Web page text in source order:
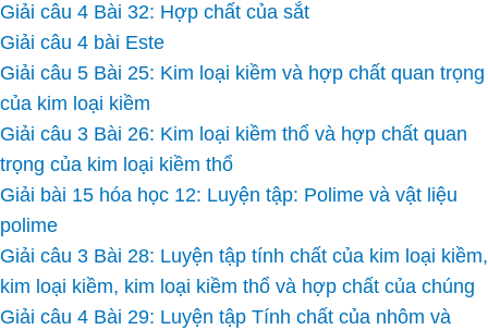
Giải câu 4 Bài 32: Hợp chất của sắt
Giải câu 4 bài Este
Giải câu 5 Bài 25: Kim loại kiềm và hợp chất quan trọng
của kim loại kiềm
Giải câu 3 Bài 26: Kim loại kiềm thổ và hợp chất quan
trọng của kim loại kiềm thổ
Giải bài 15 hóa học 12: Luyện tập: Polime và vật liệu
polime
Giải câu 3 Bài 28: Luyện tập tính chất của kim loại kiềm,
kim loại kiềm, kim loại kiềm thổ và hợp chất của chúng
Giải câu 4 Bài 29: Luyện tập Tính chất của nhôm và